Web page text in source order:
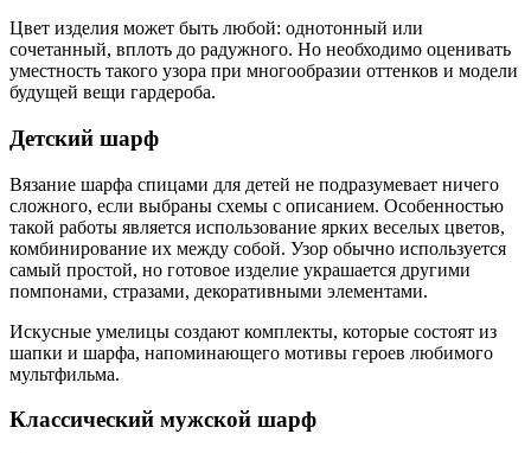
Цвет изделия может быть любой: однотонный или
сочетанный, вплоть до радужного. Но необходимо оценивать
уместность такого узора при многообразии оттенков и модели
будущей вещи гардероба.
Детский шарф
Вязание шарфа спицами для детей не подразумевает ничего
сложного, если выбраны схемы с описанием. Особенностью
такой работы является использование ярких веселых цветов,
комбинирование их между собой. Узор обычно используется
самый простой, но готовое изделие украшается другими
помпонами, стразами, декоративными элементами.
Искусные умелицы создают комплекты, которые состоят из
шапки и шарфа, напоминающего мотивы героев любимого
мультфильма.
Классический мужской шарф